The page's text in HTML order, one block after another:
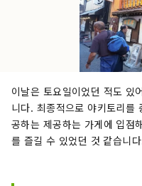
이날은 토요일이었던 적도 있
니다. 최종적으로 야키토리를
공하는 제공하는 가게에 입점
를 즐길 수 있었던 것 같습니